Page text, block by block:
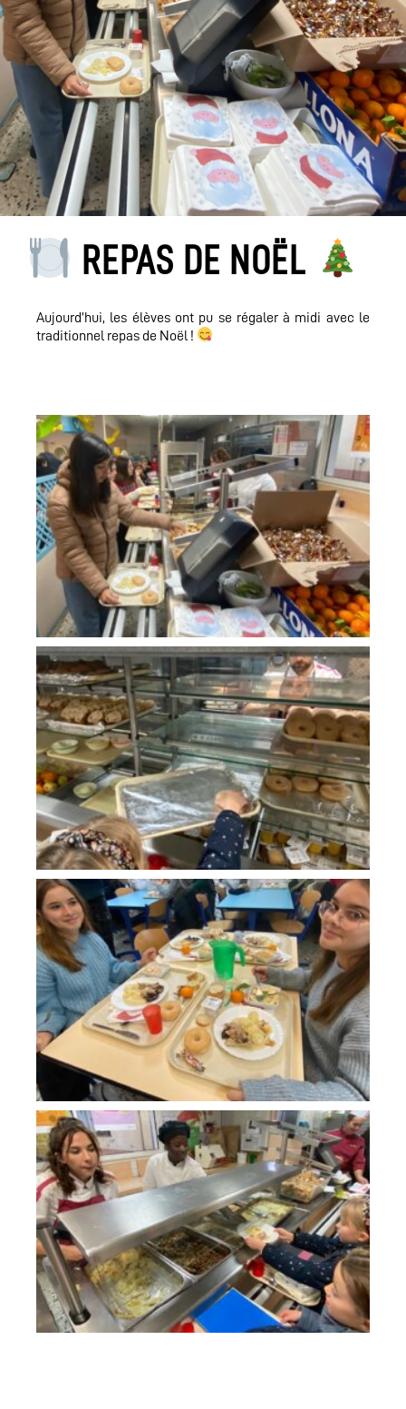
REPAS DE NOËL
Aujourd’hui, les élèves ont pu se régaler à midi avec le
traditionnel repas de Noël !